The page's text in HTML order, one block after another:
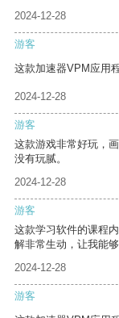
2024-12-28
游客
这款加速器VPM应用
2024-12-28
游客
这款游戏非常好玩，
没有玩腻。
2024-12-28
游客
这款学习软件的课程
解非常生动，让我能
2024-12-28
游客